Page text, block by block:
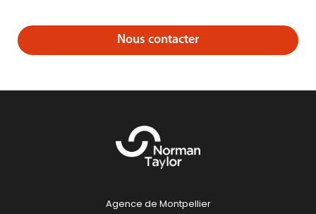
Nous contacter
Agence de Montpellier